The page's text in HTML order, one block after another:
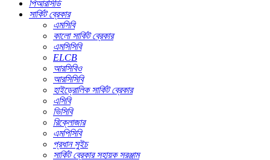
পিআরসিডি
সার্কিট ব্রেকার
এমসিবি
কালো সার্কিট ব্রেকার
এমসিসিবি
ELCB
আরসিবিও
আরসিসিবি
হাইড্রোলিক সার্কিট ব্রেকার
এসিবি
ভিসিবি
রিক্লোজার
এমপিসিবি
প্রধান সুইচ
সার্কিট ব্রেকার সহায়ক সরঞ্জাম